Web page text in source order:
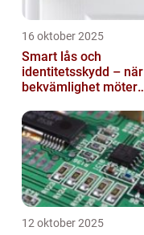
16 oktober 2025
Smart lås och
identitetsskydd – när
bekvämlighet möter
12 oktober 2025